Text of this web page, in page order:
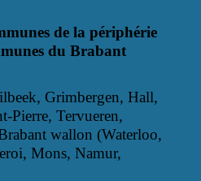
de la périphérie
du Brabant
Grimbergen, Hall,
Pierre, Tervueren,
wallon (Waterloo,
Mons, Namur,